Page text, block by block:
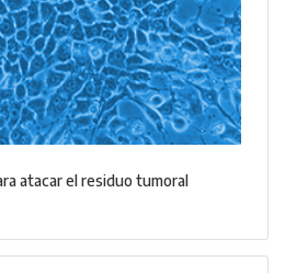
atacar el residuo tumoral